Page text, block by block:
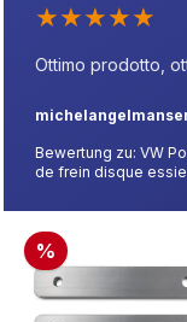
★★★★★
Ottimo prodotto,
Bewertung zu: VW
de frein disque
%